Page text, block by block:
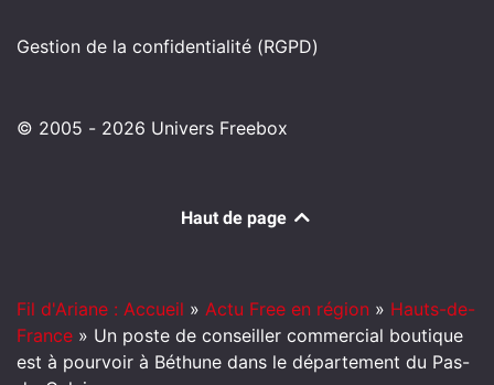
Gestion de la confidentialité (RGPD)
© 2005 - 2026 Univers Freebox
Haut de page
Fil d'Ariane : Accueil » Actu Free en région » Hauts-de-
France » Un poste de conseiller commercial boutique
est à pourvoir à Béthune dans le département du Pas-